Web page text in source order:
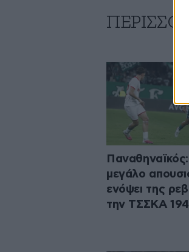
μεγάλο
ενόψει της
την ΤΣΣΚΑ